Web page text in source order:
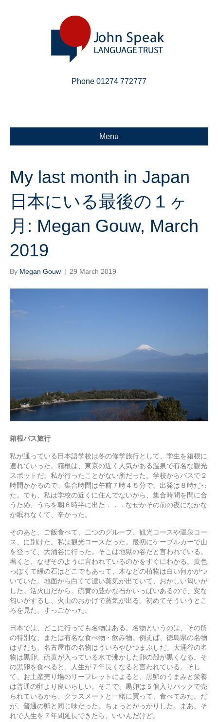
Phone 01274 772777
Menu
My last month in Japan
日本にいる最後の１ヶ
月: Megan Gouw, March
2019
By Megan Gouw | 29 March 2019
箱根バス旅行
私が通っている日本語学校は冬の修学旅行として、学生を箱根に
連れていった。箱根は、東京の近く人気がある温泉で有名な観光
スポットだ。私が行ったことがない所だった。学校からバスで２
時間かかるので、集合時間は午前７時４５分で、出発は８時だっ
た。でも、私は学校の近くに住んでないから、集合時間を間に合
うため、うちを朝６時半に出た．．．なぜかその前の夜になかな
か眠れなくて、辛かった。
そのあと、ご飯食べて、二つのグループ、観光コースや温泉コー
ス、に別けた。私は観光コースだった。最初にケーブルカーで山
を登って、大涌谷に行った。そこは地獄の谷だと言われている。
着くと、なぜそのように言われているのかをすぐにわかる。黄色
っぽくて緑の石はどこでもあって、木などの植物は白い何かがつ
いていた。地面から白くて濃い蒸気が出ていて、おかしい匂いが
した。活火山だから。硫黄の豊かな石がいっぱいあるので、変な
匂いがするし、火山のおかげで蒸気が出る。初めてそういうとこ
ろを見た。すっごかった。
日本では、どこに行っても名物はある。名物というのは、その所
の特別な、または有名な食べ物・飲み物。例えば、徳島県の名物
はすだち、名古屋市の名物はういろやひつまぶしだ。大涌谷の名
物は黒卵。硫黄が入っている水で沸かした卵の殻が黒くなる。そ
の黒卵を食べると、人生が７年長くなると言われている。そし
て、お土産売り場のリーフレットによると、黒卵のうまみと栄養
は普通の卵より良いらしい。そこで、黒卵は５個入りパックで売
られているから、クラスメートと一緒に買って、食べてみた。だ
が、普通の卵と同じ味だった。ちょっとがっかりした。まあ、そ
れで人生を７年間延長できたら、いいんだけど。